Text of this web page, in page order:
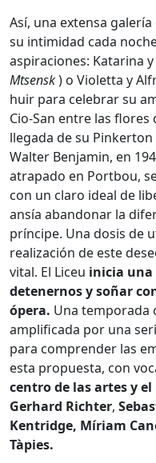
Así, una extensa
su intimidad cada
aspiraciones: Katarina y
Mtsensk) o Violetta y
huir para celebrar su
Cio-San entre las
llegada de su Pinkerton
Walter Benjamin, en
atrapado en Portbou,
con un claro ideal de
ansía abandonar la
príncipe. Una dosis de
realización de este
vital. El Liceu inicia
detenernos y soñar
ópera. Una temporada
amplificada por una
para comprender las
esta propuesta, con
centro de las artes y
Gerhard Richter,
Kentridge, Míriam
Tàpies.